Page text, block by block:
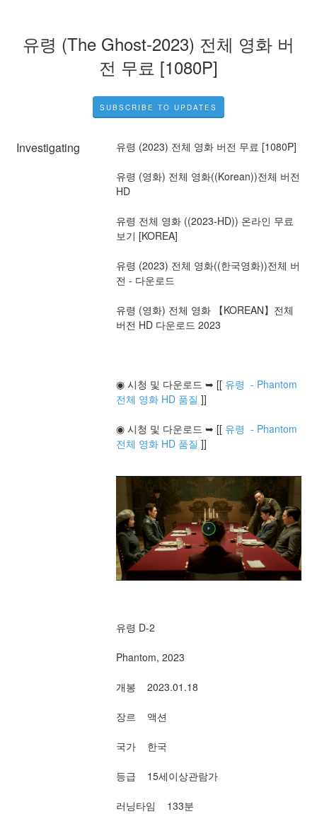
유령 (The Ghost-2023) 전체 영화 버
전 무료 [1080P]
SUBSCRIBE TO UPDATES
Investigating 유령 (2023) 전체 영화 버전 무료 [1080P]
유령 (영화) 전체 영화((Korean))전체 버전
HD
유령 전체 영화 ((2023-HD)) 온라인 무료
보기 [KOREA]
유령 (2023) 전체 영화((한국영화))전체 버
전 - 다운로드
유령 (영화) 전체 영화 【KOREAN】전체
버전 HD 다운로드 2023
◉ 시청 및 다운로드 ➥ [[ 유령  - Phantom
전체 영화 HD 품질 ]]
◉ 시청 및 다운로드 ➥ [[ 유령  - Phantom
전체 영화 HD 품질 ]]
유령 D-2
Phantom, 2023
개봉    2023.01.18
장르    액션
국가    한국
등급    15세이상관람가
러닝타임    133분